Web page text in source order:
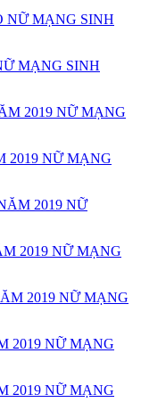
MẠNG SINH
2019 NỮ MẠNG
2019 NỮ MẠNG
2019 NỮ MẠNG